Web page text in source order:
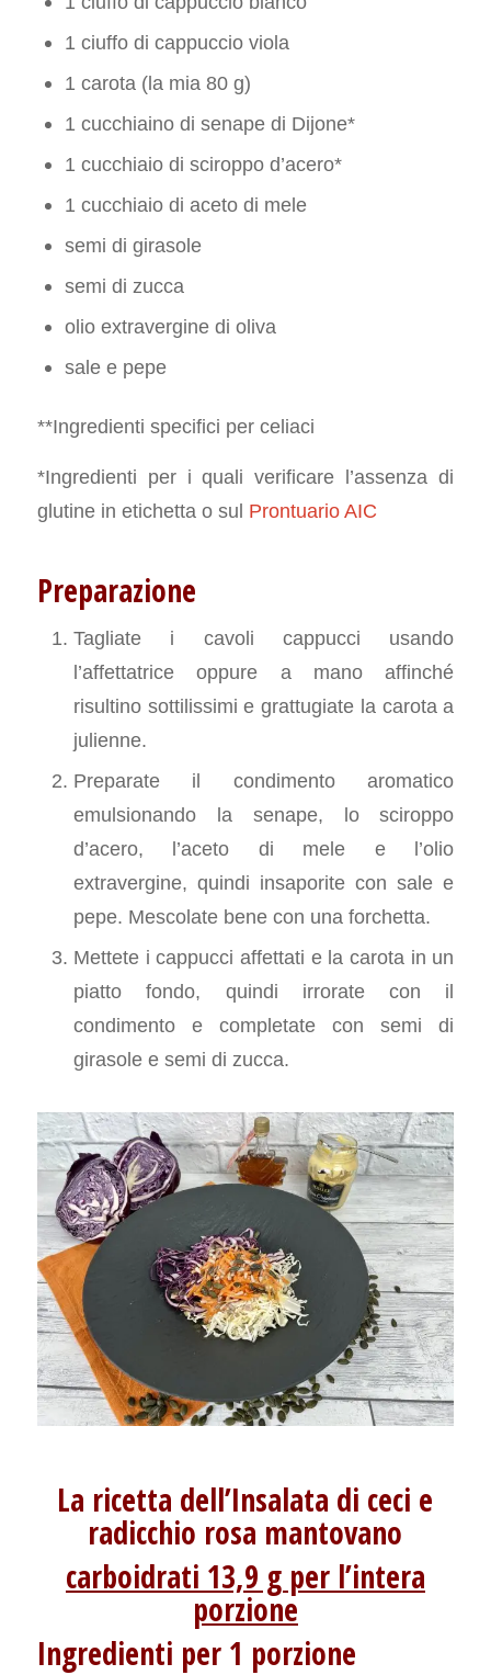
1 ciuffo di cappuccio viola
1 carota (la mia 80 g)
1 cucchiaino di senape di Dijone*
1 cucchiaio di sciroppo d’acero*
1 cucchiaio di aceto di mele
semi di girasole
semi di zucca
olio extravergine di oliva
sale e pepe
**Ingredienti specifici per celiaci
*Ingredienti per i quali verificare l’assenza di
glutine in etichetta o sul Prontuario AIC
Preparazione
Tagliate i cavoli cappucci usando
l’affettatrice oppure a mano affinché
risultino sottilissimi e grattugiate la carota a
julienne.
Preparate il condimento aromatico
emulsionando la senape, lo sciroppo
d’acero, l’aceto di mele e l’olio
extravergine, quindi insaporite con sale e
pepe. Mescolate bene con una forchetta.
Mettete i cappucci affettati e la carota in un
piatto fondo, quindi irrorate con il
condimento e completate con semi di
girasole e semi di zucca.
La ricetta dell’Insalata di ceci e
radicchio rosa mantovano
carboidrati 13,9 g per l’intera
porzione
Ingredienti per 1 porzione